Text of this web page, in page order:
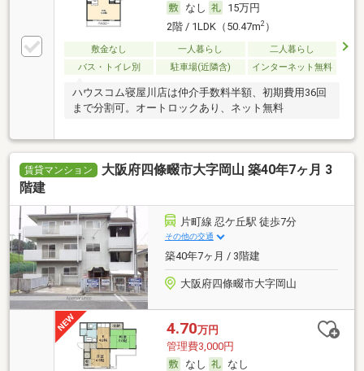
なし
15万円
2階 / 1LDK（50.47m2）
敷金なし 一人暮らし
二人暮らし
バス・トイレ別
駐車場(近隣含) インターネット無料
ハウスコム寝屋川店は仲介手数料半額、初期費用36回
まで分割可。オートロックあり、ネット無料
賃貸マンション
大阪府四條畷市大字岡山 築40年7ヶ月 3
階建
片町線 忍ケ丘駅 徒歩7分
その他の交通
築40年7ヶ月 / 3階建
大阪府四條畷市大字岡山
4.70万円
管理費3,000円
なし
なし